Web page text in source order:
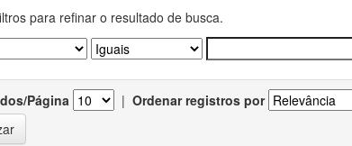
para refinar o resultado de busca.
Página | Ordenar registros por